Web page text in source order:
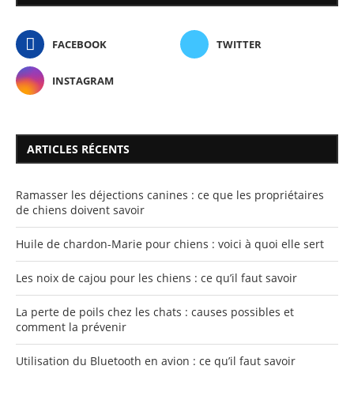
FACEBOOK TWITTER
INSTAGRAM
ARTICLES RÉCENTS
Ramasser les déjections canines : ce que les propriétaires
de chiens doivent savoir
Huile de chardon-Marie pour chiens : voici à quoi elle sert
Les noix de cajou pour les chiens : ce qu’il faut savoir
La perte de poils chez les chats : causes possibles et
comment la prévenir
Utilisation du Bluetooth en avion : ce qu’il faut savoir